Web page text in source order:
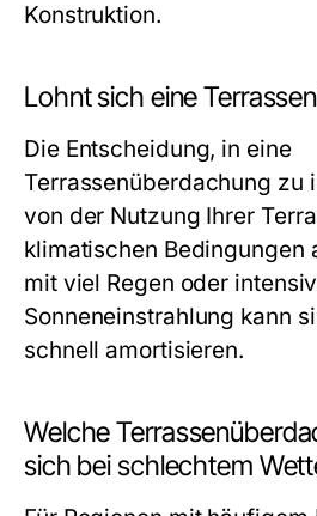
Konstruktion.
Lohnt sich eine
Die Entscheidung, in eine
Terrassenüberdachung zu
von der Nutzung Ihrer
klimatischen Bedingungen
mit viel Regen oder
Sonneneinstrahlung kann
schnell amortisieren.
Welche
sich bei schlechtem